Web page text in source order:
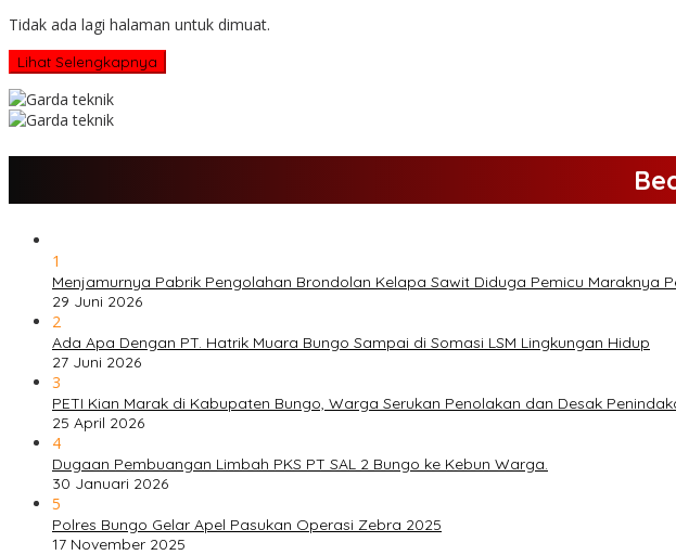
Tidak ada lagi halaman untuk dimuat.
Lihat Selengkapnya
1
Menjamurnya Pabrik Pengolahan Brondolan Kelapa Sawit Diduga Pemicu Maraknya
29 Juni 2026
2
Ada Apa Dengan PT. Hatrik Muara Bungo Sampai di Somasi LSM Lingkungan Hidup
27 Juni 2026
3
PETI Kian Marak di Kabupaten Bungo, Warga Serukan Penolakan dan Desak
25 April 2026
4
Dugaan Pembuangan Limbah PKS PT SAL 2 Bungo ke Kebun Warga.
30 Januari 2026
5
Polres Bungo Gelar Apel Pasukan Operasi Zebra 2025
17 November 2025